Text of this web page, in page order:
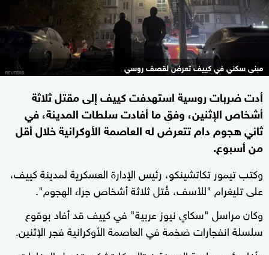
مبنى سكني في كييف تعرض لقصف روسي
أدت ضربات روسية استهدفت كييف إلى مقتل ثلاثة
أشخاص الإثنين، وفق ما أفادت سلطات المدينة، في
ثاني هجوم دام تتعرض له العاصمة الأوكرانية خلال أقل
من أسبوع.
وكتب تيمور تكاتشينكو، رئيس الإدارة العسكرية لمدينة كييف،
على تليغرام "للأسف، قُتل ثلاثة أشخاص جراء الهجوم".
وكان مراسل "سكاي نيوز عربية" في كييف قد أفاد بوقوع
سلسلة انفجارات ضخمة في العاصمة الأوكرانية فجر الإثنين.